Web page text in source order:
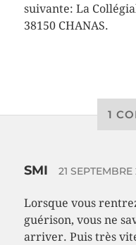
suivante: La
38150 CHANAS.
1
SMI 21 SEPTEMBRE
Lorsque vous
guérison, vous ne
arriver. Puis très